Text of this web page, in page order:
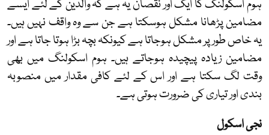
ہوم اسکولنگ کا ایک اور نقصان یہ ہے کہ والدین کے لئے ایسے
مضامین پڑھانا مشکل ہوسکتا ہے جن سے وہ واقف نہیں ہیں۔
یہ خاص طور پر مشکل ہوجاتا ہے کیونکہ بچہ بڑا ہوتا جاتا ہے اور
مضامین زیادہ پیچیدہ ہوجاتے ہیں۔ ہوم اسکولنگ میں بھی
وقت لگ سکتا ہے اور اس کے لئے کافی مقدار میں منصوبہ
بندی اور تیاری کی ضرورت ہوتی ہے۔
نجی اسکول